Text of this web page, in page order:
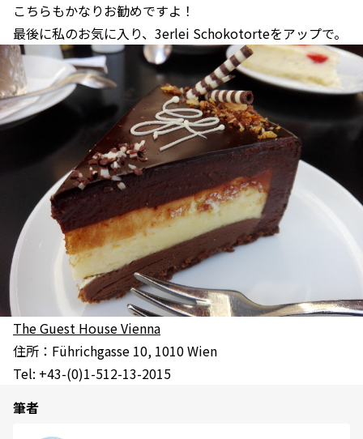
こちらもかなりお勧めですよ！
最後に私のお気に入り、3erlei Schokotorteをアップで。
The Guest House Vienna
住所：Führichgasse 10, 1010 Wien
Tel: +43-(0)1-512-13-2015
筆者